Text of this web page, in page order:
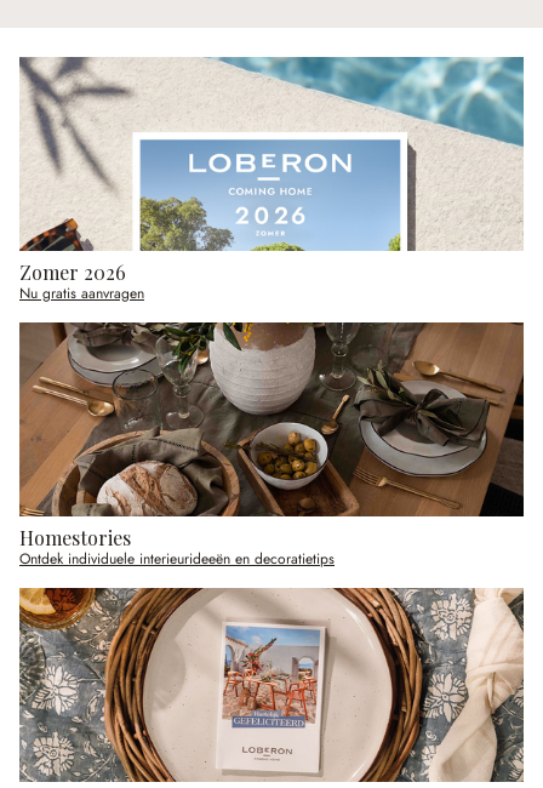
Zomer 2026
Nu gratis aanvragen
Homestories
Ontdek individuele interieurideeën en decoratietips